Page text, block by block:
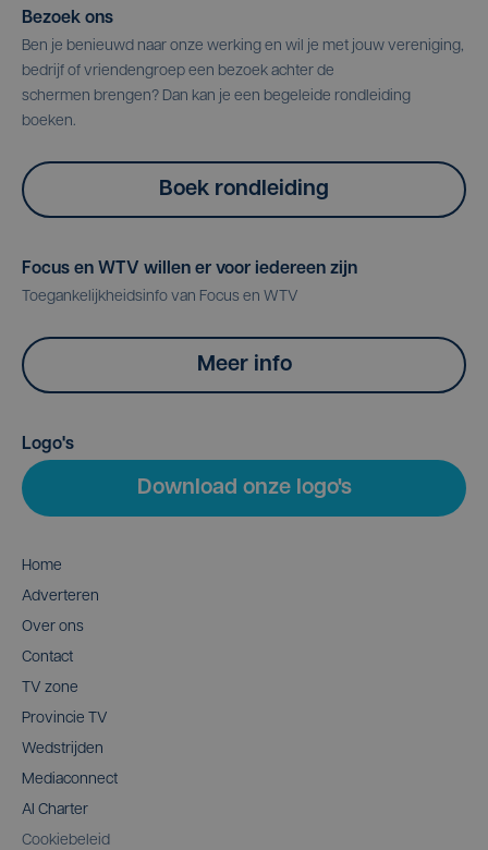
Bezoek ons
Ben je benieuwd naar onze werking en wil je met jouw vereniging,
bedrijf of vriendengroep een bezoek achter de
schermen brengen? Dan kan je een begeleide rondleiding
boeken.
Boek rondleiding
Focus en WTV willen er voor iedereen zijn
Toegankelijkheidsinfo van Focus en WTV
Meer info
Logo's
Download onze logo's
Home
Adverteren
Over ons
Contact
TV zone
Provincie TV
Wedstrijden
Mediaconnect
AI Charter
Cookiebeleid